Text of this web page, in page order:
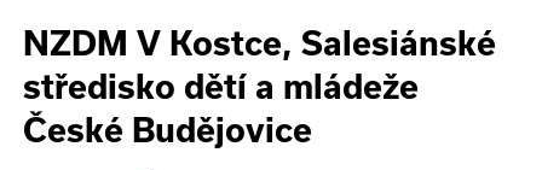
NZDM V Kostce, Salesiánské
středisko dětí a mládeže
České Budějovice